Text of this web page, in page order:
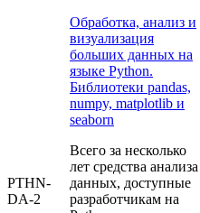
PTHN-
DA-2
Обработка, анализ и
визуализация
больших данных на
языке Python.
Библиотеки pandas,
numpy, matplotlib и
seaborn
Всего за несколько
лет средства анализа
данных, доступные
разработчикам на